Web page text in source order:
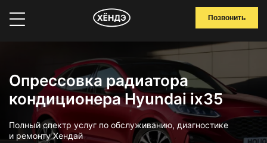
Позвонить
Опрессовка радиатора
кондиционера Hyundai ix35
Полный спектр услуг по обслуживанию, диагностике
и ремонту Хендай